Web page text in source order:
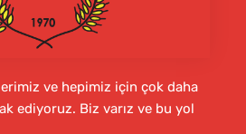
ve hepimiz için çok daha
ediyoruz. Biz varız ve bu yol